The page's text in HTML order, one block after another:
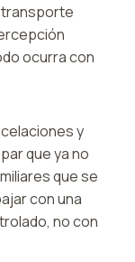
ocurra con
y
que ya no
que se
con una
no con